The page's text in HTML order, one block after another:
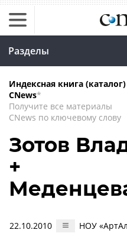
Разделы
Индексная книга (каталог)
CNews*
Получите все материалы
CNews по ключевому слову
Зотов
+
22.10.2010 НОУ